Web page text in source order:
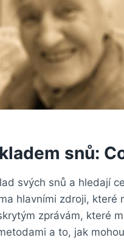
snů:
svých snů a hledají
hlavními zdroji, které
zprávám, které
a to, jak